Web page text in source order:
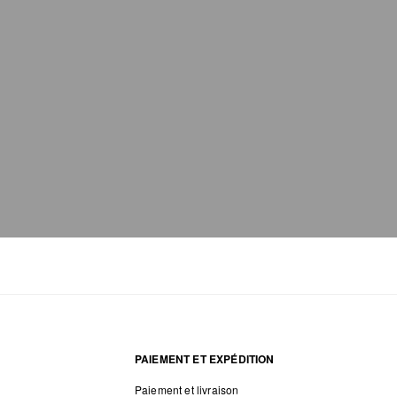
PAIEMENT ET EXPÉDITION
Paiement et livraison